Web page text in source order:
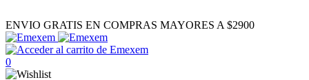
ENVIO GRATIS EN COMPRAS MAYORES A $2900
0